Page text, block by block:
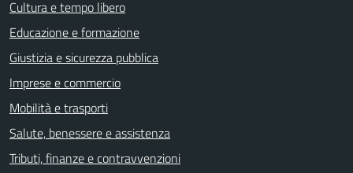
Cultura e tempo libero
Educazione e formazione
Giustizia e sicurezza pubblica
Imprese e commercio
Mobilità e trasporti
Salute, benessere e assistenza
Tributi, finanze e contravvenzioni